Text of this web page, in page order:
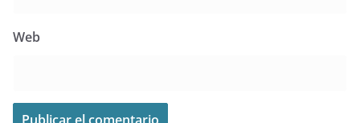
Web